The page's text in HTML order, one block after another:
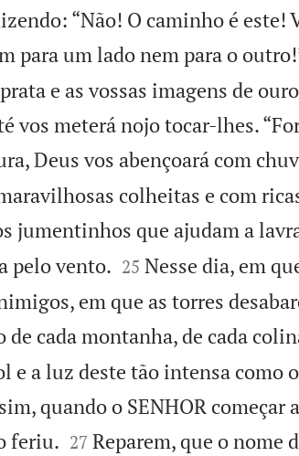
“Não! O caminho é este!
para um lado nem para o
e as vossas imagens de
vos meterá nojo tocar-lhes.
Deus vos abençoará com
colheitas e com
jumentinhos que ajudam a
pelo vento.
25 Nesse dia, em
em que as torres
de cada montanha, de cada
e a luz deste tão intensa como
quando o SENHOR começar
feriu.
27 Reparem, que o nome